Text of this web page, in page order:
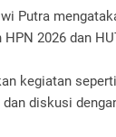
Putra
2026 dan
kegiatan
diskusi